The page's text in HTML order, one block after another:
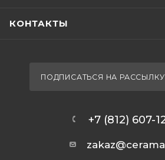
КОНТАКТЫ
ПОДПИСАТЬСЯ НА РАССЫЛКУ
+7 (812) 607-